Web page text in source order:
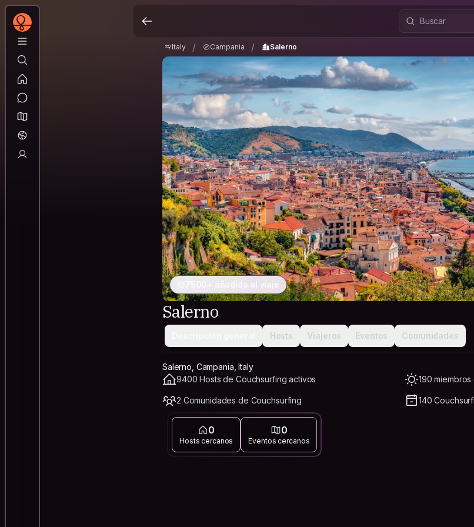
Italy / Campania / Salerno
7500+ añadido al viaje
Salerno
Hosts Viajeros Eventos Comunidades
Salerno, Campania, Italy
9400 Hosts de Couchsurfing activos
190
2 Comunidades de Couchsurfing 140
0
Hosts cercanos
0
Eventos cercanos